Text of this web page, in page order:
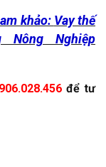
khảo: Vay thế
Nông Nghiệp
để tư